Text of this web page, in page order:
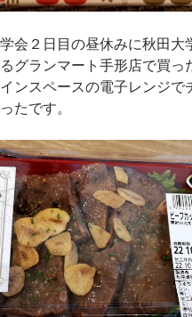
会２日目の昼休みに秋田大
グランマート手形店で買っ
ンスペースの電子レンジで
たです。